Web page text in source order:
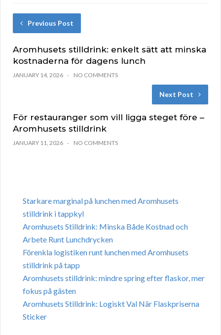
Previous Post
Aromhusets stilldrink: enkelt sätt att minska
kostnaderna för dagens lunch
JANUARY 14, 2026 NO COMMENTS
Next Post
För restauranger som vill ligga steget före –
Aromhusets stilldrink
JANUARY 11, 2026 NO COMMENTS
Starkare marginal på lunchen med Aromhusets
stilldrink i tappkyl
Aromhusets Stilldrink: Minska Både Kostnad och
Arbete Runt Lunchdrycken
Förenkla logistiken runt lunchen med Aromhusets
stilldrink på tapp
Aromhusets stilldrink: mindre spring efter flaskor, mer
fokus på gästen
Aromhusets Stilldrink: Logiskt Val När Flaskpriserna
Sticker